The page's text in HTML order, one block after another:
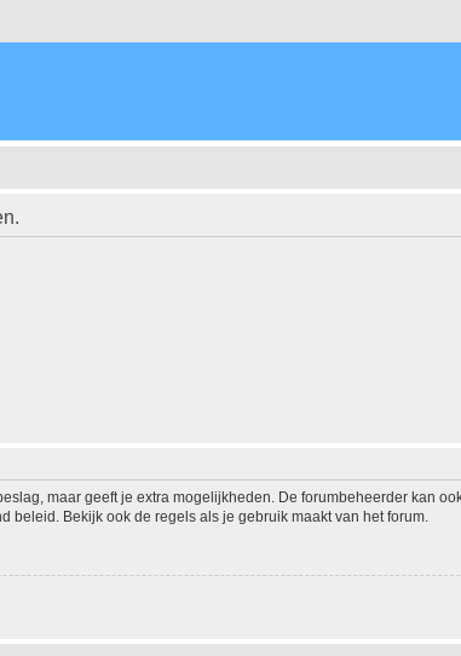
maar geeft je extra mogelijkheden. De forumbeheerder kan
Bekijk ook de regels als je gebruik maakt van het forum.